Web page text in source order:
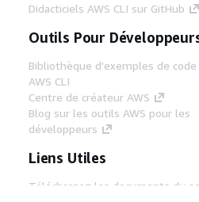
Didacticiels AWS CLI sur GitHub
Outils Pour
Bibliothèque d'exemples de code
AWS CLI
Centre de créateur AWS
Blog sur les outils AWS pour les
développeurs
Liens Utiles
Téléchargez les documents du